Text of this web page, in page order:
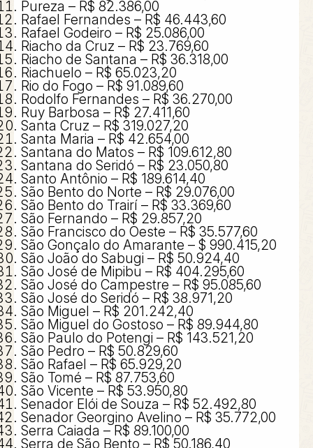
Pureza – R$ 82.386,00
Rafael Fernandes – R$ 46.443,60
Rafael Godeiro – R$ 25.086,00
Riacho da Cruz – R$ 23.769,60
Riacho de Santana – R$ 36.318,00
Riachuelo – R$ 65.023,20
Rio do Fogo – R$ 91.089,60
Rodolfo Fernandes – R$ 36.270,00
Ruy Barbosa – R$ 27.411,60
Santa Cruz – R$ 319.027,20
Santa Maria – R$ 42.654,00
Santana do Matos – R$ 109.612,80
Santana do Seridó – R$ 23.050,80
Santo Antônio – R$ 189.614,40
São Bento do Norte – R$ 29.076,00
São Bento do Trairí – R$ 33.369,60
São Fernando – R$ 29.857,20
São Francisco do Oeste – R$ 35.577,60
São Gonçalo do Amarante – $ 990.415,20
São João do Sabugi – R$ 50.924,40
São José de Mipibu – R$ 404.295,60
São José do Campestre – R$ 95.085,60
São José do Seridó – R$ 38.971,20
São Miguel – R$ 201.242,40
São Miguel do Gostoso – R$ 89.944,80
São Paulo do Potengi – R$ 143.521,20
São Pedro – R$ 50.829,60
São Rafael – R$ 65.929,20
São Tomé – R$ 87.753,60
São Vicente – R$ 53.950,80
Senador Elói de Souza – R$ 52.492,80
Senador Georgino Avelino – R$ 35.772,00
Serra Caiada – R$ 89.100,00
Serra de São Bento – R$ 50.186,40